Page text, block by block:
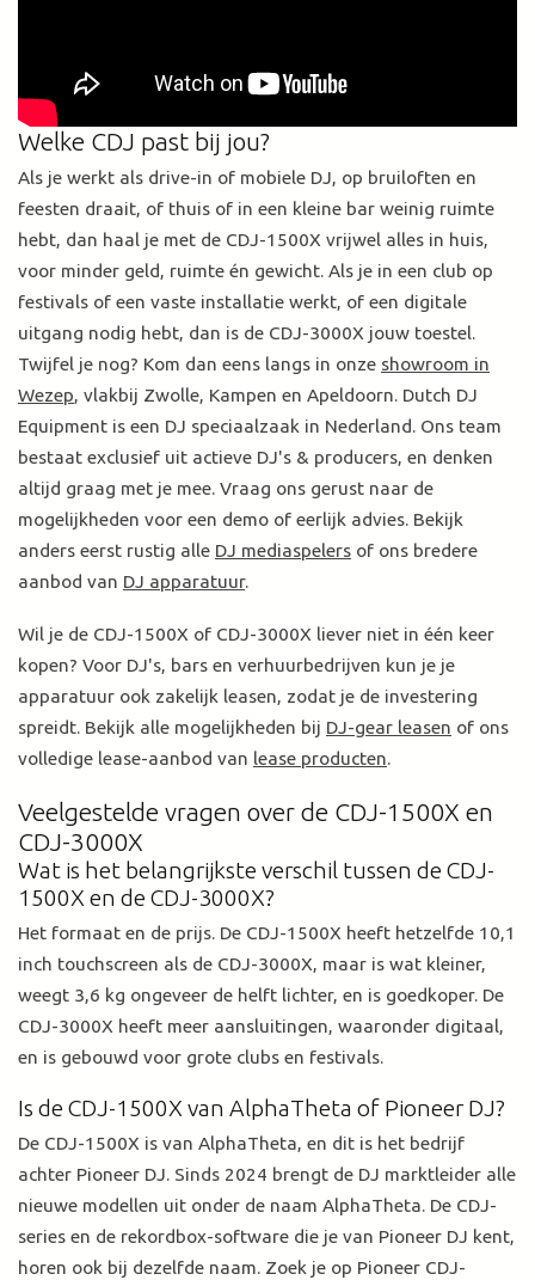
Welke CDJ past bij jou?
Als je werkt als drive-in of mobiele DJ, op bruiloften en
feesten draait, of thuis of in een kleine bar weinig ruimte
hebt, dan haal je met de CDJ-1500X vrijwel alles in huis,
voor minder geld, ruimte én gewicht. Als je in een club op
festivals of een vaste installatie werkt, of een digitale
uitgang nodig hebt, dan is de CDJ-3000X jouw toestel.
Twijfel je nog? Kom dan eens langs in onze showroom in
Wezep, vlakbij Zwolle, Kampen en Apeldoorn. Dutch DJ
Equipment is een DJ speciaalzaak in Nederland. Ons team
bestaat exclusief uit actieve DJ's & producers, en denken
altijd graag met je mee. Vraag ons gerust naar de
mogelijkheden voor een demo of eerlijk advies. Bekijk
anders eerst rustig alle DJ mediaspelers of ons bredere
aanbod van DJ apparatuur.
Wil je de CDJ-1500X of CDJ-3000X liever niet in één keer
kopen? Voor DJ's, bars en verhuurbedrijven kun je je
apparatuur ook zakelijk leasen, zodat je de investering
spreidt. Bekijk alle mogelijkheden bij DJ-gear leasen of ons
volledige lease-aanbod van lease producten.
Veelgestelde vragen over de CDJ-1500X en
CDJ-3000X
Wat is het belangrijkste verschil tussen de CDJ-
1500X en de CDJ-3000X?
Het formaat en de prijs. De CDJ-1500X heeft hetzelfde 10,1
inch touchscreen als de CDJ-3000X, maar is wat kleiner,
weegt 3,6 kg ongeveer de helft lichter, en is goedkoper. De
CDJ-3000X heeft meer aansluitingen, waaronder digitaal,
en is gebouwd voor grote clubs en festivals.
Is de CDJ-1500X van AlphaTheta of Pioneer DJ?
De CDJ-1500X is van AlphaTheta, en dit is het bedrijf
achter Pioneer DJ. Sinds 2024 brengt de DJ marktleider alle
nieuwe modellen uit onder de naam AlphaTheta. De CDJ-
series en de rekordbox-software die je van Pioneer DJ kent,
horen ook bij dezelfde naam. Zoek je op Pioneer CDJ-